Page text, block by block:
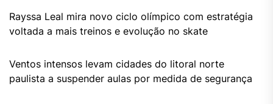
Rayssa Leal mira novo ciclo olímpico com estratégia
voltada a mais treinos e evolução no skate
Ventos intensos levam cidades do litoral norte
paulista a suspender aulas por medida de segurança